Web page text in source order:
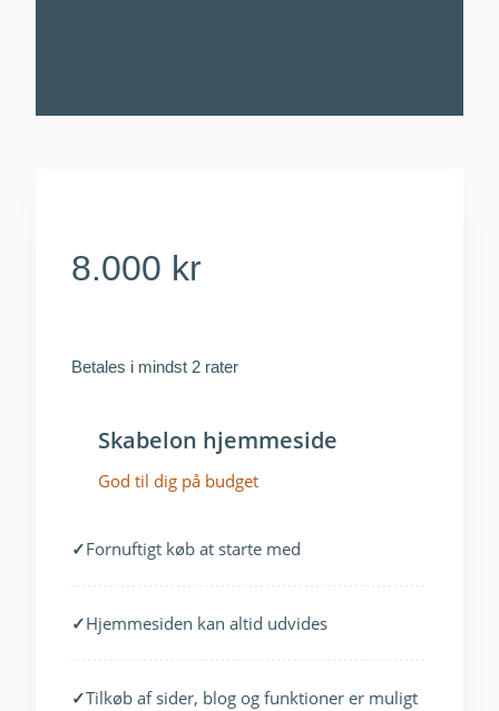
8.000 kr
Betales i mindst 2 rater
Skabelon hjemmeside
God til dig på budget
✓Fornuftigt køb at starte med
✓Hjemmesiden kan altid udvides
✓Tilkøb af sider, blog og funktioner er muligt